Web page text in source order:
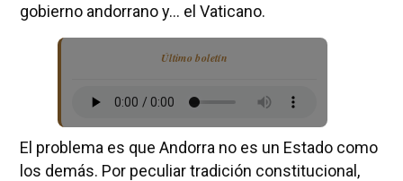
gobierno andorrano y… el Vaticano.
Último boletín
El problema es que Andorra no es un Estado como
los demás. Por peculiar tradición constitucional,